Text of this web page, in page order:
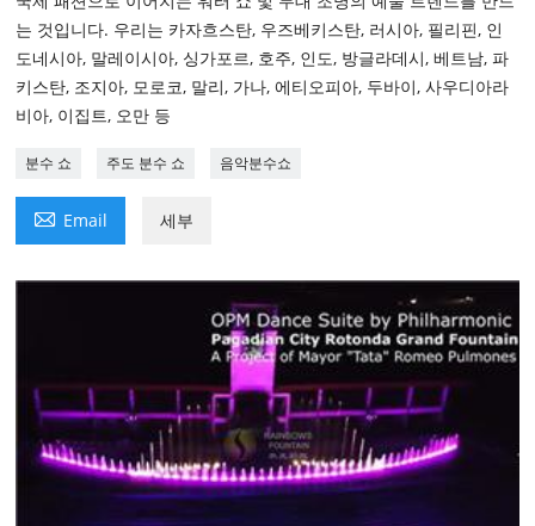
는 것입니다. 우리는 카자흐스탄, 우즈베키스탄, 러시아, 필리핀, 인
도네시아, 말레이시아, 싱가포르, 호주, 인도, 방글라데시, 베트남, 파
키스탄, 조지아, 모로코, 말리, 가나, 에티오피아, 두바이, 사우디아라
비아, 이집트, 오만 등
분수 쇼 주도 분수 쇼 음악분수쇼
 Email 세부